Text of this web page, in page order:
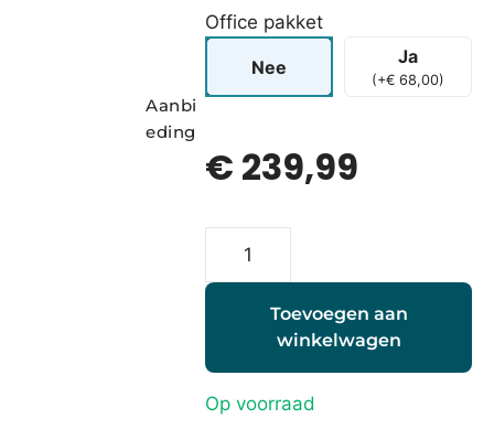
Aanbi
eding
Office pakket
Nee Ja
(+€ 68,00)
€ 239,99
Toevoegen aan
winkelwagen
Op voorraad